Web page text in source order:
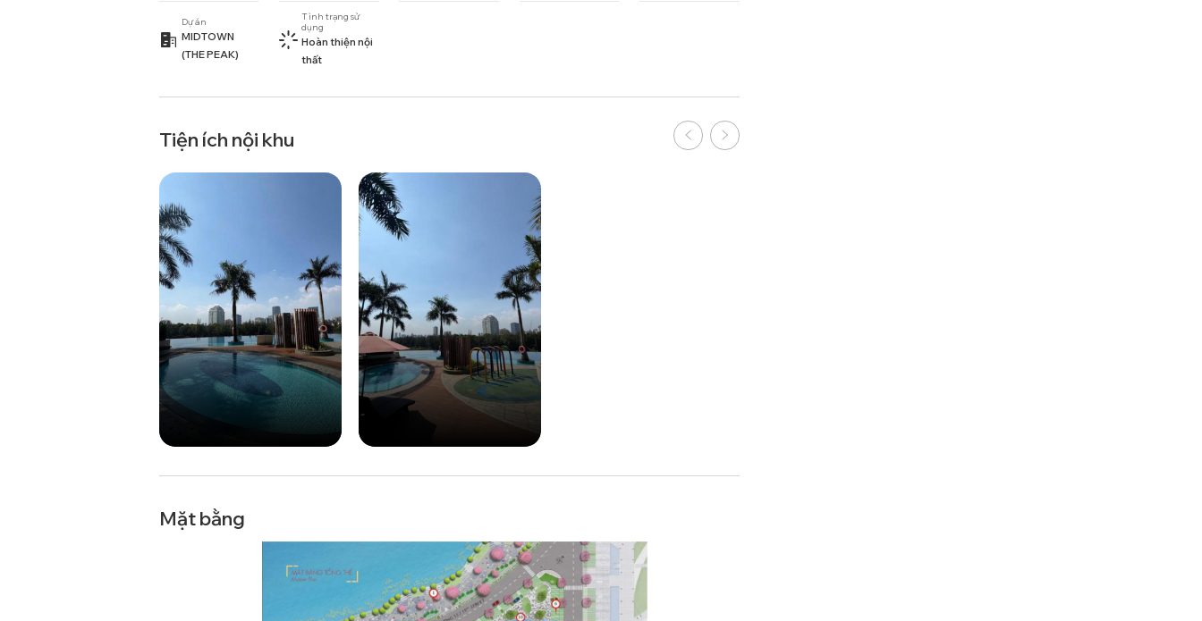
Dự án
MIDTOWN
(THE PEAK)
Tình trạng sử
dụng
Hoàn thiện nội
thất
Tiện ích nội khu
Mặt bằng